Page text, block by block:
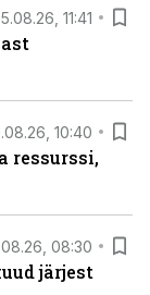
11:41
10:40
ressurssi,
08:30
järjest